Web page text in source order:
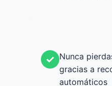
✓ Nunca
gracias a
automáticos